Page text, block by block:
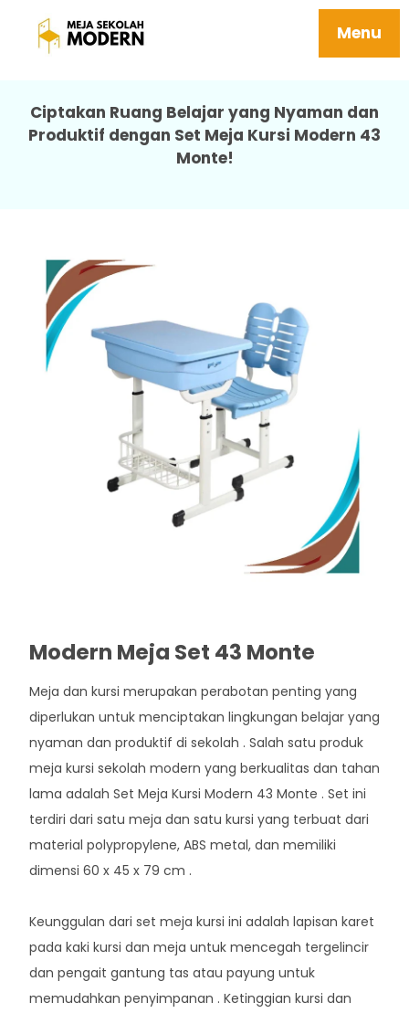
Menu
Meja Sekolah Siswa Mudah Perawatan
Kuat 43 Monte
Ciptakan Ruang Belajar yang Nyaman dan
Produktif dengan Set Meja Kursi Modern 43
Monte!
Modern Meja Set 43 Monte
Meja dan kursi merupakan perabotan penting yang
diperlukan untuk menciptakan lingkungan belajar yang
nyaman dan produktif di sekolah . Salah satu produk
meja kursi sekolah modern yang berkualitas dan tahan
lama adalah Set Meja Kursi Modern 43 Monte . Set ini
terdiri dari satu meja dan satu kursi yang terbuat dari
material polypropylene, ABS metal, dan memiliki
dimensi 60 x 45 x 79 cm .
Keunggulan dari set meja kursi ini adalah lapisan karet
pada kaki kursi dan meja untuk mencegah tergelincir
dan pengait gantung tas atau payung untuk
memudahkan penyimpanan . Ketinggian kursi dan